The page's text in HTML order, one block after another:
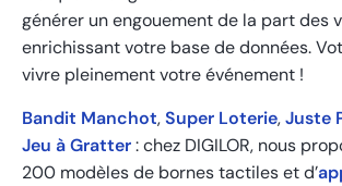
générer un engouement de la part des
enrichissant votre base de données.
vivre pleinement votre événement !
Bandit Manchot,Super Loterie,Juste
Jeu à Gratter: chez DIGILOR, nous
200 modèles de bornes tactiles et d’